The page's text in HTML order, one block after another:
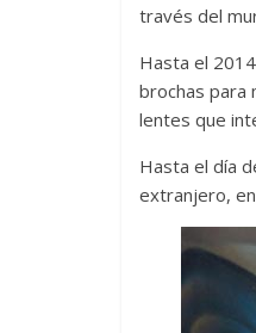
través del
Hasta el
brochas para
lentes que
Hasta el día
extranjero, en